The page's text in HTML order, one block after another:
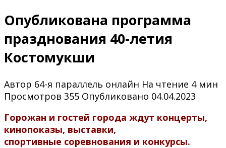
Опубликована программа
празднования 40-летия
Костомукши
Автор 64-я параллель онлайн На чтение 4 мин
Просмотров 355 Опубликовано 04.04.2023
Горожан и гостей города ждут концерты,
кинопоказы, выставки,
спортивные соревнования и конкурсы.